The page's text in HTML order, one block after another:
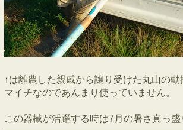
↑は離農した親戚から譲り受けた丸山の動
マイチなのであんまり使っていません。
この器械が活躍する時は7月の暑さ真っ盛